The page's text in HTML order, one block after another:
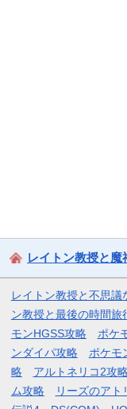
レイトン教授と
レイトン教授と不思議
ン教授と最後の時間旅
モンHGSS攻略
ポケ
ンダイパ攻略
ポケモ
略
アルトネリコ2攻
ム攻略
リーズのアト